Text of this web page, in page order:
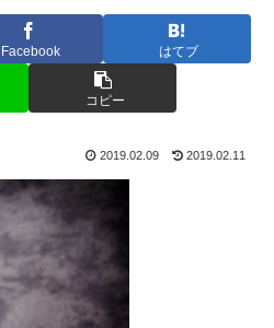
Facebook はてブ
コピー
2019.02.09 2019.02.11